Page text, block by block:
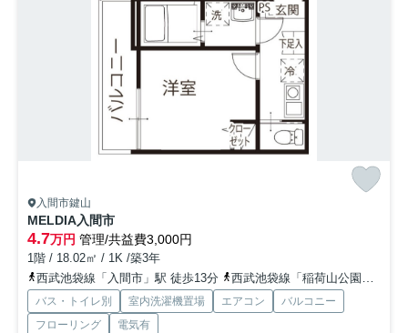
入間市鍵山
MELDIA入間市
4.7万円 管理/共益費3,000円
1階 / 18.02㎡ / 1K /築3年
西武池袋線「入間市」駅 徒歩13分
西武池袋線「稲荷山公園」駅 徒歩28分
バス・トイレ別 室内洗濯機置場 エアコン
バルコニー
フローリング
電気有